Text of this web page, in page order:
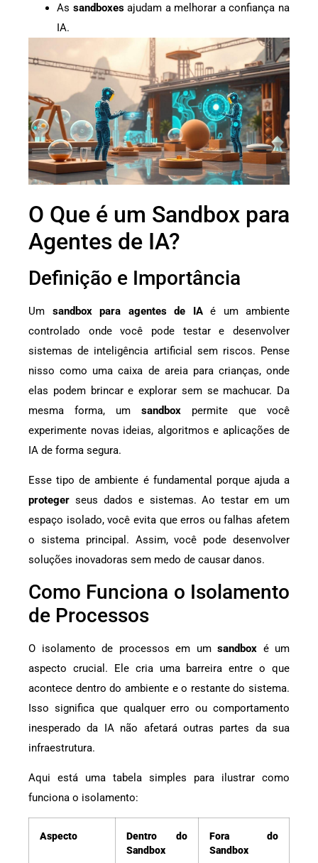
As sandboxesajudam a melhorar a confiança na
IA.
O Que é um Sandbox para
Agentes de IA?
Definição e Importância
Um sandbox para agentes de IAé um ambiente
controlado onde você pode testar e desenvolver
sistemas de inteligência artificial sem riscos. Pense
nisso como uma caixa de areia para crianças, onde
elas podem brincar e explorar sem se machucar. Da
mesma forma, um sandbox permite que você
experimente novas ideias, algoritmos e aplicações de
IA de forma segura.
Esse tipo de ambiente é fundamental porque ajuda a
proteger seus dados e sistemas. Ao testar em um
espaço isolado, você evita que erros ou falhas afetem
o sistema principal. Assim, você pode desenvolver
soluções inovadoras sem medo de causar danos.
Como Funciona o Isolamento
de Processos
O isolamento de processos em um sandbox é um
aspecto crucial. Ele cria uma barreira entre o que
acontece dentro do ambiente e o restante do sistema.
Isso significa que qualquer erro ou comportamento
inesperado da IA não afetará outras partes da sua
infraestrutura.
Aqui está uma tabela simples para ilustrar como
funciona o isolamento:
Aspecto
Dentro do
Sandbox
Fora do
Sandbox